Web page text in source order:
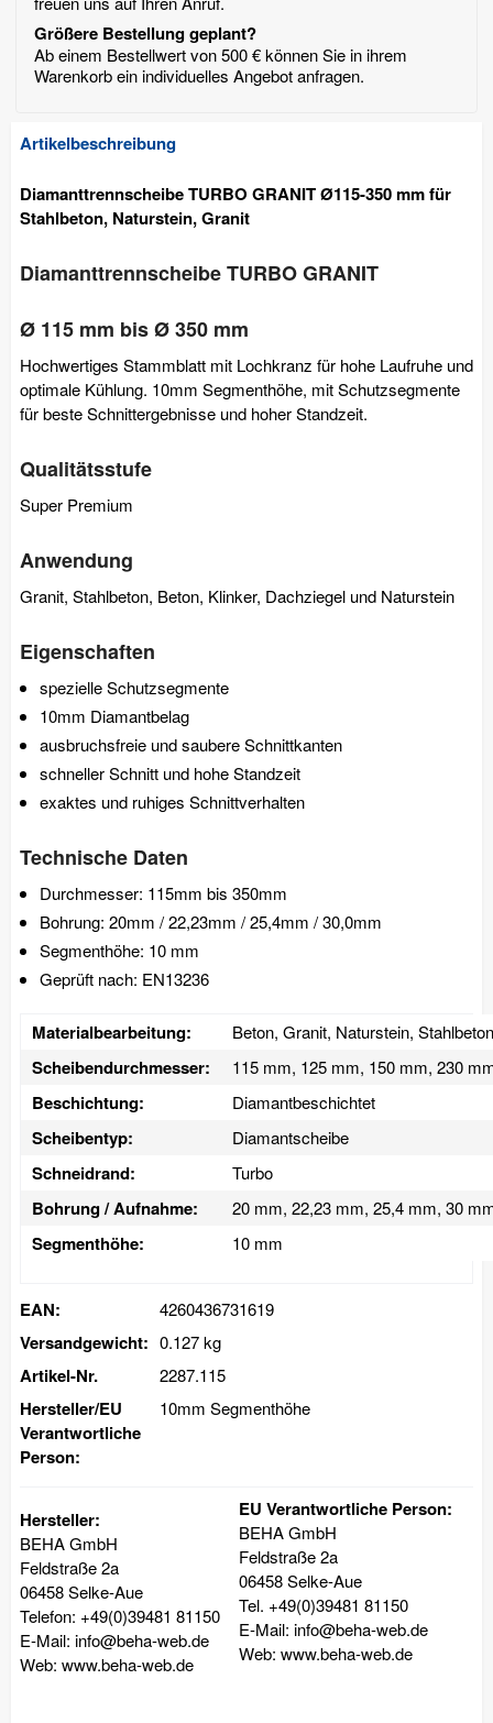
Größere Bestellung geplant?
Ab einem Bestellwert von 500 € können Sie in ihrem
Warenkorb ein individuelles Angebot anfragen.
Artikelbeschreibung
Diamanttrennscheibe TURBO GRANIT Ø115-350 mm für
Stahlbeton, Naturstein, Granit
Diamanttrennscheibe TURBO GRANIT
Ø 115 mm bis Ø 350 mm
Hochwertiges Stammblatt mit Lochkranz für hohe Laufruhe und
optimale Kühlung. 10mm Segmenthöhe, mit Schutzsegmente
für beste Schnittergebnisse und hoher Standzeit.
Qualitätsstufe
Super Premium
Anwendung
Granit, Stahlbeton, Beton, Klinker, Dachziegel und Naturstein
Eigenschaften
spezielle Schutzsegmente
10mm Diamantbelag
ausbruchsfreie und saubere Schnittkanten
schneller Schnitt und hohe Standzeit
exaktes und ruhiges Schnittverhalten
Technische Daten
Durchmesser: 115mm bis 350mm
Bohrung: 20mm / 22,23mm / 25,4mm / 30,0mm
Segmenthöhe: 10 mm
Geprüft nach: EN13236
Materialbearbeitung: Beton, Granit, Naturstein, Stahlbeton
Scheibendurchmesser: 115 mm, 125 mm, 150 mm, 230
Beschichtung: Diamantbeschichtet
Scheibentyp: Diamantscheibe
Schneidrand: Turbo
Bohrung / Aufnahme: 20 mm, 22,23 mm, 25,4 mm, 30
Segmenthöhe: 10 mm
EAN: 4260436731619
Versandgewicht: 0.127 kg
Artikel-Nr. 2287.115
Hersteller/EU
Verantwortliche
Person:
10mm Segmenthöhe
Hersteller:
BEHA GmbH
Feldstraße 2a
06458 Selke-Aue
Telefon: +49(0)39481 81150
E-Mail: info@beha-web.de
Web: www.beha-web.de
EU Verantwortliche Person:
BEHA GmbH
Feldstraße 2a
06458 Selke-Aue
Tel. +49(0)39481 81150
E-Mail: info@beha-web.de
Web: www.beha-web.de